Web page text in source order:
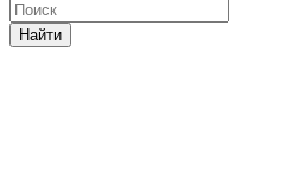
Найти